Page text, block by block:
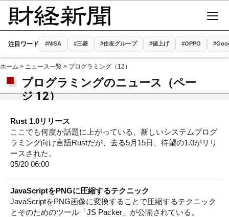
注目ワード #NISA #三菱 #住友グループ #値上げ #OPPO
ホーム > ニュース一覧 > プログラミング（12）
プログラミングのニュース（ペー
ジ 12）
Rust 1.0リリース
ここでも何度か話題に上がっている、新しいシステムプログ
ラミング向け言語Rustだが、去る5月15日、待望の1.0がリリ
ースされた。
05/20 06:00
JavaScriptをPNGに圧縮するテクニック
JavaScriptをPNG画像に変換することで圧縮するテクニック
とそのためのツール「JS Packer」が公開されている。